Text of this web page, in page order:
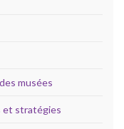
musées
et stratégies